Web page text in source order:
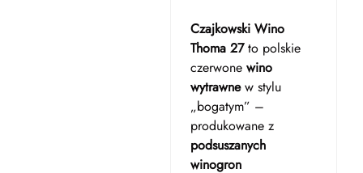
Czajkowski Wino
Thoma 27to polskie
czerwone wino
wytrawnew stylu
„bogatym” –
produkowane z
podsuszanych
winogron